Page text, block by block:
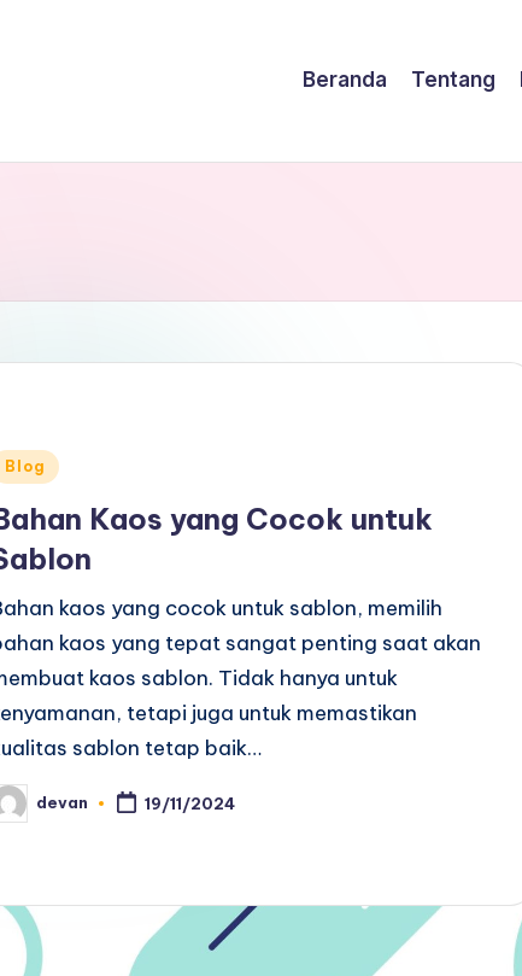
Beranda Tentang
Blog
Kaos yang Cocok untuk
kaos yang cocok untuk sablon, memilih
kaos yang tepat sangat penting saat akan
kaos sablon. Tidak hanya untuk
tetapi juga untuk memastikan
sablon tetap baik…
devan 19/11/2024